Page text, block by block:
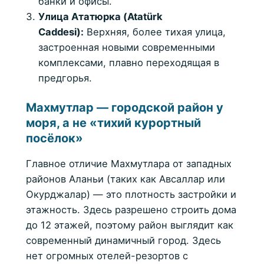
Улица Ататюрка (Atatürk
Caddesi): Верхняя, более тихая улица,
застроенная новыми современными
комплексами, плавно переходящая в
предгорья.
Махмутлар — городской район у
моря, а не «тихий курортный
посёлок»
Главное отличие Махмутлара от западных
районов Аланьи (таких как Авсаллар или
Окурджалар) — это плотность застройки и
этажность. Здесь разрешено строить дома
до 12 этажей, поэтому район выглядит как
современный динамичный город. Здесь
нет огромных отелей-резортов с